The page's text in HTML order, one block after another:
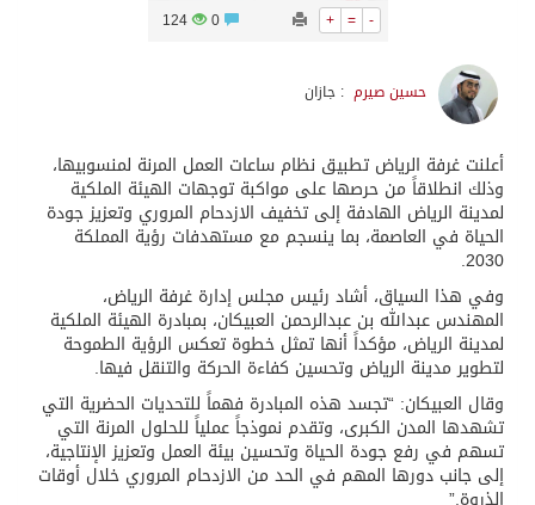
+ = -
0
124
حسين صيرم : جازان
أعلنت غرفة الرياض تطبيق نظام ساعات العمل المرنة لمنسوبيها،
وذلك انطلاقاً من حرصها على مواكبة توجهات الهيئة الملكية
لمدينة الرياض الهادفة إلى تخفيف الازدحام المروري وتعزيز جودة
الحياة في العاصمة، بما ينسجم مع مستهدفات رؤية المملكة
2030.
وفي هذا السياق، أشاد رئيس مجلس إدارة غرفة الرياض،
المهندس عبدالله بن عبدالرحمن العبيكان، بمبادرة الهيئة الملكية
لمدينة الرياض، مؤكداً أنها تمثل خطوة تعكس الرؤية الطموحة
لتطوير مدينة الرياض وتحسين كفاءة الحركة والتنقل فيها.
وقال العبيكان: “تجسد هذه المبادرة فهماً للتحديات الحضرية التي
تشهدها المدن الكبرى، وتقدم نموذجاً عملياً للحلول المرنة التي
تسهم في رفع جودة الحياة وتحسين بيئة العمل وتعزيز الإنتاجية،
إلى جانب دورها المهم في الحد من الازدحام المروري خلال أوقات